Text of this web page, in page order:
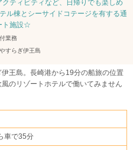
クティビティなど、日帰りでも楽しめ
ル棟とシーサイドコテージを有する通
ト施設☆
業務
すらぎ伊王島
王島。長崎港から19分の船旅の位置
のリゾートホテルで働いてみません
車で35分